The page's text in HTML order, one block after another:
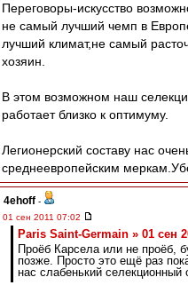
Переговоры-искусство
не самый лучший чемп в
лучший климат,не самый
хозяин.
В этом возможном наш
работает близко к оптимуму.
Легионерский составу нас
среднеевропейским
4ehoff -
01 сен 2011 07:02
Paris Saint-Germain » 01 сен
Проёб Карсела или не проёб,
позже. Просто это ещё раз
нас слабенький селекционный